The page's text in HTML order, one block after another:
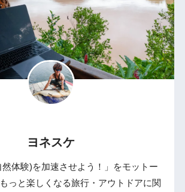
ヨネスケ
然体験)を加速させよう！」をモットー
っと楽しくなる旅行・アウトドアに関